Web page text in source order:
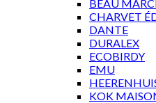
BEAU
CHARVET
DANTE
DURALEX
ECOBIRDY
EMU
KOK